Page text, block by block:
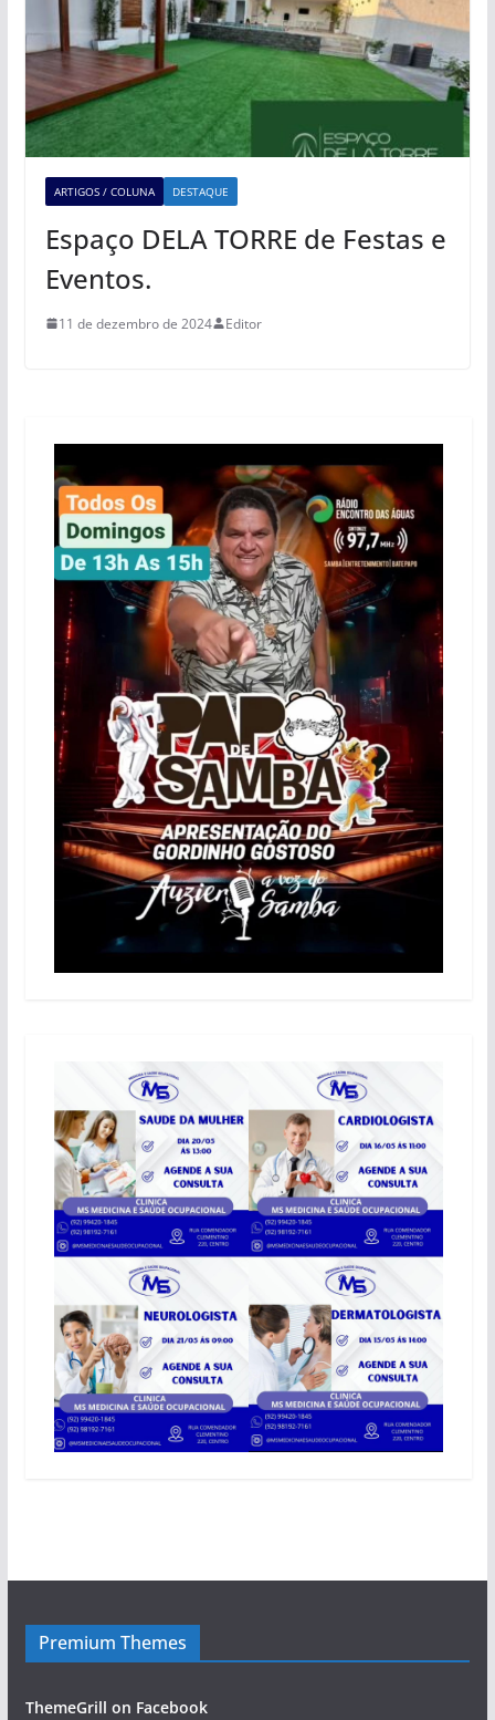
ARTIGOS / COLUNA DESTAQUE
Espaço DELA TORRE de Festas e
Eventos.
11 de dezembro de 2024 Editor
Premium Themes
ThemeGrill on Facebook